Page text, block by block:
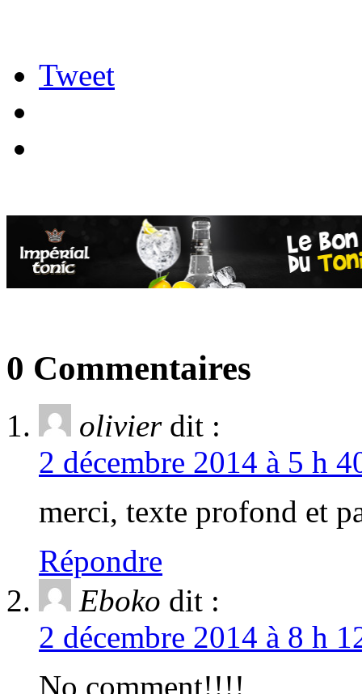
Tweet
0 Commentaires
olivier dit :
2 décembre 2014 à 5 h
merci, texte profond et
Répondre
Eboko dit :
2 décembre 2014 à 8 h
No comment!!!!